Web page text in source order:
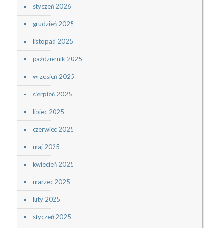
styczeń 2026
grudzień 2025
listopad 2025
październik 2025
wrzesień 2025
sierpień 2025
lipiec 2025
czerwiec 2025
maj 2025
kwiecień 2025
marzec 2025
luty 2025
styczeń 2025